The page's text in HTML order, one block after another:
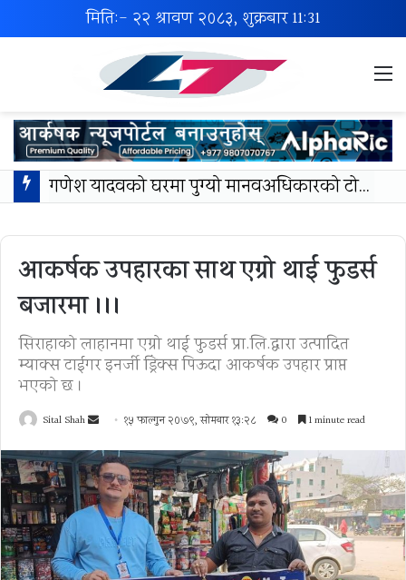
मिति:- २२ श्रावण २०८३, शुक्रबार11:31
गणेश यादवको घरमा पुग्याे मानवअधिकारकाे टोली:निष्पक्ष छानबिन र दोषीमाथि कारबाहीको माग
आकर्षक उपहारका साथ एग्रो थाई फुडर्स
बजारमा ।।।
सिराहाको लाहानमा एग्रो थाई फुडर्स प्रा.लि.द्वारा उत्पादित
म्याक्स टाईगर इनर्जी ड्रिंक्स पिऊदा आकर्षक उपहार प्राप्त
भएको छ ।
Sital Shah
Send
email
१५ फाल्गुन २०७९, सोमबार १३:२८ 0 1 minute read